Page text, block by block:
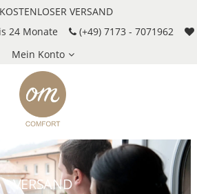
VERSAND
24 Monate
(+49) 7173 - 7071962
Mein Konto
VERSAND